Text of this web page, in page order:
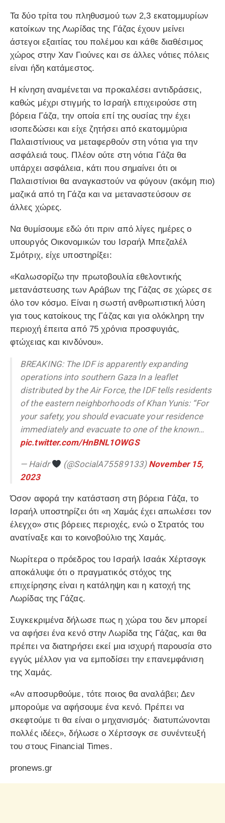
Τα δύο τρίτα του πληθυσμού των 2,3 εκατομμυρίων
κατοίκων της Λωρίδας της Γάζας έχουν μείνει
άστεγοι εξαιτίας του πολέμου και κάθε διαθέσιμος
χώρος στην Χαν Γιούνες και σε άλλες νότιες πόλεις
είναι ήδη κατάμεστος.
Η κίνηση αναμένεται να προκαλέσει αντιδράσεις,
καθώς μέχρι στιγμής το Ισραήλ επιχειρούσε στη
βόρεια Γάζα, την οποία επί της ουσίας την έχει
ισοπεδώσει και είχε ζητήσει από εκατομμύρια
Παλαιστίνιους να μεταφερθούν στη νότια για την
ασφάλειά τους. Πλέον ούτε στη νότια Γάζα θα
υπάρχει ασφάλεια, κάτι που σημαίνει ότι οι
Παλαιστίνιοι θα αναγκαστούν να φύγουν (ακόμη πιο)
μαζικά από τη Γάζα και να μεταναστεύσουν σε
άλλες χώρες.
Να θυμίσουμε εδώ ότι πριν από λίγες ημέρες ο
υπουργός Οικονομικών του Ισραήλ Μπεζαλέλ
Σμότριχ, είχε υποστηρίξει:
«Καλωσορίζω την πρωτοβουλία εθελοντικής
μετανάστευσης των Αράβων της Γάζας σε χώρες σε
όλο τον κόσμο. Είναι η σωστή ανθρωπιστική λύση
για τους κατοίκους της Γάζας και για ολόκληρη την
περιοχή έπειτα από 75 χρόνια προσφυγιάς,
φτώχειας και κινδύνου».
BREAKING: The IDF is apparently expanding
operations into southern Gaza In a leaflet
distributed by the Air Force, the IDF tells residents
of the eastern neighborhoods of Khan Yunis: “For
your safety, you should evacuate your residence
immediately and evacuate to one of the known…
pic.twitter.com/HnBNL1OWGS
— Haidr (@SocialA75589133) November 15,
2023
Όσον αφορά την κατάσταση στη βόρεια Γάζα, το
Ισραήλ υποστηρίζει ότι «η Χαμάς έχει απωλέσει τον
έλεγχο» στις βόρειες περιοχές, ενώ ο Στρατός του
ανατίναξε και το κοινοβούλιο της Χαμάς.
Nωρίτερα ο πρόεδρος του Ισραήλ Ισαάκ Χέρτσογκ
αποκάλυψε ότι ο πραγματικός στόχος της
επιχείρησης είναι η κατάληψη και η κατοχή της
Λωρίδας της Γάζας.
Συγκεκριμένα δήλωσε πως η χώρα του δεν μπορεί
να αφήσει ένα κενό στην Λωρίδα της Γάζας, και θα
πρέπει να διατηρήσει εκεί μια ισχυρή παρουσία στο
εγγύς μέλλον για να εμποδίσει την επανεμφάνιση
της Χαμάς.
«Αν αποσυρθούμε, τότε ποιος θα αναλάβει; Δεν
μπορούμε να αφήσουμε ένα κενό. Πρέπει να
σκεφτούμε τι θα είναι ο μηχανισμός· διατυπώνονται
πολλές ιδέες», δήλωσε ο Χέρτσογκ σε συνέντευξή
του στους Financial Times.
pronews.gr